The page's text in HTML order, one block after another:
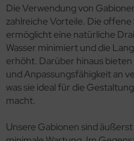
Die Verwendung von
zahlreiche Vorteile. Die
ermöglicht eine natürliche
Wasser minimiert und die
erhöht. Darüber hinaus
und Anpassungsfähigkeit an
was sie ideal für die
macht.
Unsere Gabionen sind